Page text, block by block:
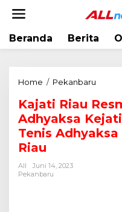
Beranda Berita
Home / Pekanbaru
j
a
t
Kajati Riau
Adhyaksa
Tenis
Riau
All
Juni 14, 2023
Pekanbaru